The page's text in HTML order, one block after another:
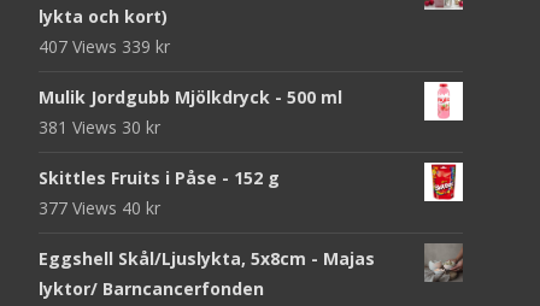
lykta och kort)
407 Views 339 kr
Mulik Jordgubb Mjölkdryck - 500 ml
381 Views 30 kr
Skittles Fruits i Påse - 152 g
377 Views 40 kr
Eggshell Skål/Ljuslykta, 5x8cm - Majas
lyktor/ Barncancerfonden